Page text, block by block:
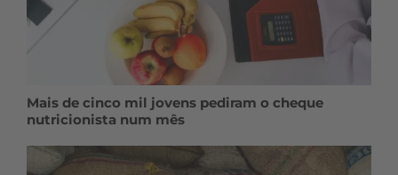
Mais de cinco mil jovens pediram o cheque
nutricionista num mês